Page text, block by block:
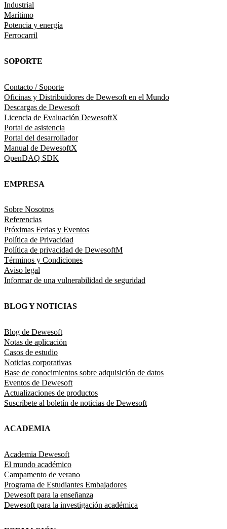
Industrial
Marítimo
Potencia y energía
Ferrocarril
SOPORTE
Contacto / Soporte
Oficinas y Distribuidores de Dewesoft en el Mundo
Descargas de Dewesoft
Licencia de Evaluación DewesoftX
Portal de asistencia
Portal del desarrollador
Manual de DewesoftX
OpenDAQ SDK
EMPRESA
Sobre Nosotros
Referencias
Próximas Ferias y Eventos
Política de Privacidad
Política de privacidad de DewesoftM
Términos y Condiciones
Aviso legal
Informar de una vulnerabilidad de seguridad
BLOG Y NOTICIAS
Blog de Dewesoft
Notas de aplicación
Casos de estudio
Noticias corporativas
Base de conocimientos sobre adquisición de datos
Eventos de Dewesoft
Actualizaciones de productos
Suscríbete al boletín de noticias de Dewesoft
ACADEMIA
Academia Dewesoft
El mundo académico
Campamento de verano
Programa de Estudiantes Embajadores
Dewesoft para la enseñanza
Dewesoft para la investigación académica